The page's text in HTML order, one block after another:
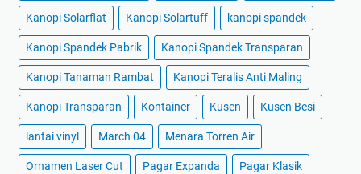
Kanopi Solarflat Kanopi Solartuff kanopi spandek
Kanopi Spandek Pabrik Kanopi Spandek Transparan
Kanopi Tanaman Rambat Kanopi Teralis Anti Maling
Kanopi Transparan Kontainer Kusen Kusen Besi
lantai vinyl March 04 Menara Torren Air
Ornamen Laser Cut Pagar Expanda Pagar Klasik